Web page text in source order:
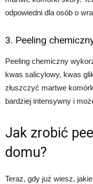
odpowiedni dla osób o
3. Peeling
Peeling chemiczny
kwas salicylowy, kwas
złuszczyć martwe
bardziej intensywny i
Jak zrobić
domu?
Teraz, gdy już wiesz,